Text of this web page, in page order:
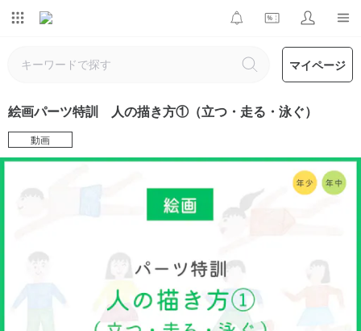
マイページ
絵画パーツ特訓 人の描き方①（立つ・走る・泳ぐ）
動画